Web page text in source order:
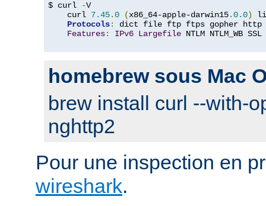
$ curl -V
    curl
7.45.0 (x86_64-apple-darwin15.0.0)
Protocols:
dict file ftp ftps gopher http
Features: IPv6 Largefile NTLM NTLM_WB
homebrew sous Mac
brew install curl --with-
nghttp2
Pour une inspection en
wireshark.